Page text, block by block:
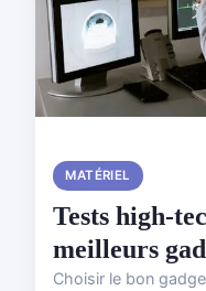
MATÉRIEL
Tests high-
meilleurs
Choisir le bon